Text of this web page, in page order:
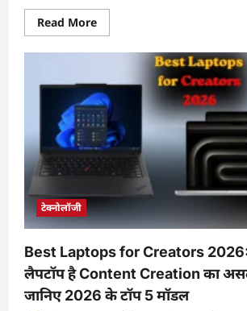
Read MoreRead
more
आग
दुर्घटनाओं
की
रोकथाम
के
लिए
आधुनिक
अर्थिंग
तकनीक
जरूरी:
टेक्नोलॉजी
Best Laptops for Creators
लैपटॉप है Content Creation का
जानिए 2026 के टॉप 5 मॉडल